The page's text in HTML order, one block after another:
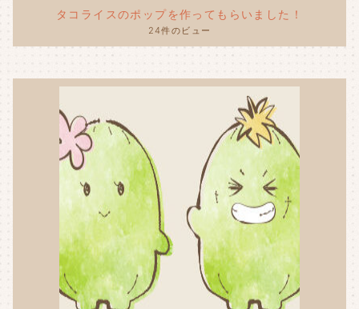
タコライスのポップを作ってもらいました！
24件のビュー